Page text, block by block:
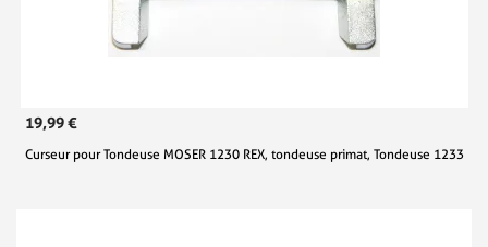
19,99 €
Curseur pour Tondeuse MOSER 1230 REX, tondeuse primat, Tondeuse 1233